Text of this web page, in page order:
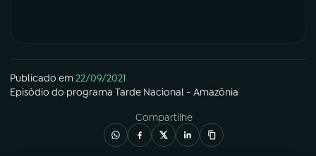
Publicado em22/09/2021
Episódio do programa Tarde Nacional - Amazônia
Compartilhe